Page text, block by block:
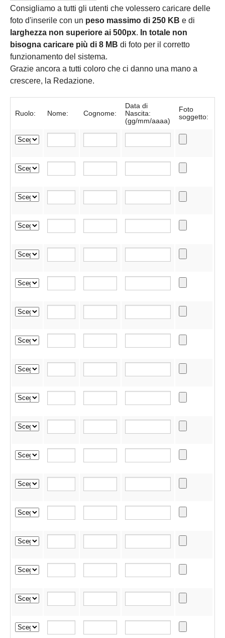
Consigliamo a tutti gli utenti che volessero caricare delle
foto d'inserile con un peso massimo di 250 KB e di
larghezza non superiore ai 500px. In totale non
bisogna caricare più di 8 MB di foto per il corretto
funzionamento del sistema.
Grazie ancora a tutti coloro che ci danno una mano a
crescere, la Redazione.
Ruolo: Nome: Cognome:
Data di
Nascita:
(gg/mm/aaaa)
Foto
soggetto: